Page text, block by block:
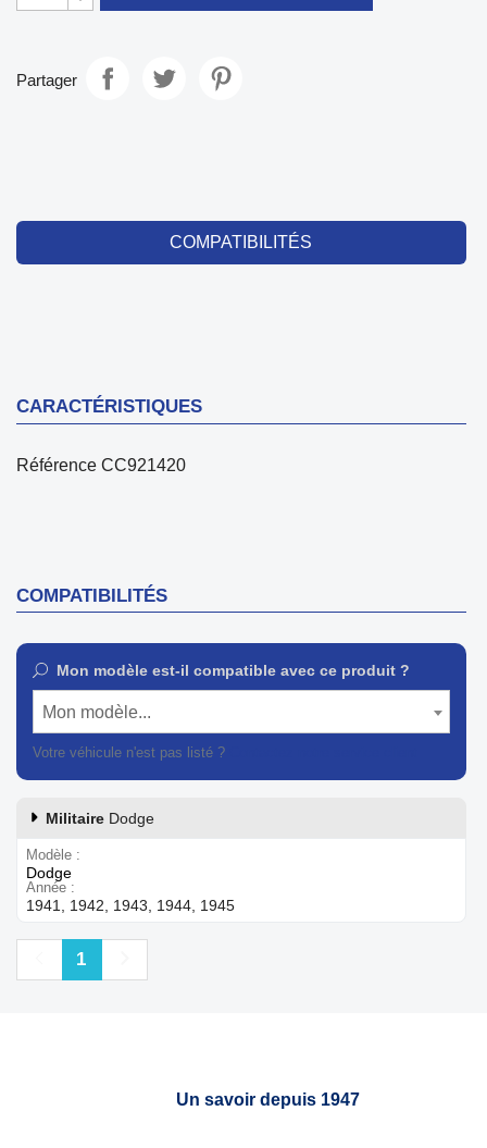
Partager
COMPATIBILITÉS
CARACTÉRISTIQUES
Référence CC921420
COMPATIBILITÉS
Mon modèle est-il compatible avec ce produit ?
Mon modèle...
Votre véhicule n'est pas listé ?
Militaire Dodge
Modèle
Dodge
Année
1941, 1942, 1943, 1944, 1945
Précédent
1
Un savoir depuis 1947